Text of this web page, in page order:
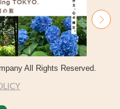
All Rights Reserved.